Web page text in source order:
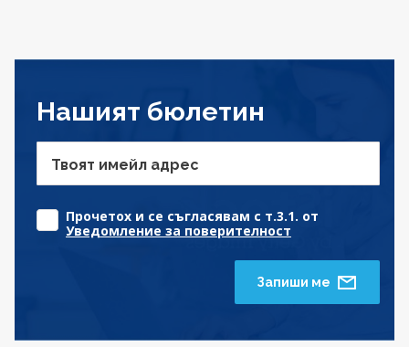
Нашият бюлетин
Твоят имейл адрес
Прочетох и се съгласявам с т.3.1. от
Уведомление за поверителност
Запиши ме